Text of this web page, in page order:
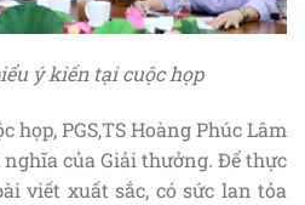
ý kiến tại cuộc họp
họp, PGS,TS Hoàng Phúc Lâm
của Giải thưởng. Để thực
viết xuất sắc, có sức lan tỏa